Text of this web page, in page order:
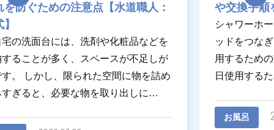
【水道職人：
や化粧品などを
ースが不足しが
空間に物を詰め
取り出しに…
や交換手順を解説
シャワーホースは、混合水栓とシ
ッドをつなぎ、浴室で快適に水や
用するための重要な部品です。し
日使用するため、経年劣化によ
お風呂